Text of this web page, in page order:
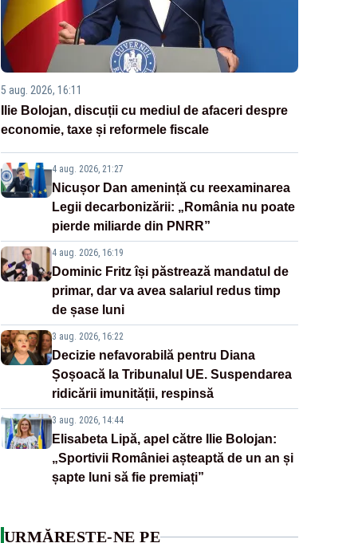
5 aug. 2026, 16:11
Ilie Bolojan, discuții cu mediul de afaceri despre
economie, taxe și reformele fiscale
4 aug. 2026, 21:27
Nicușor Dan amenință cu reexaminarea
Legii decarbonizării: „România nu poate
pierde miliarde din PNRR”
4 aug. 2026, 16:19
Dominic Fritz își păstrează mandatul de
primar, dar va avea salariul redus timp
de șase luni
3 aug. 2026, 16:22
Decizie nefavorabilă pentru Diana
Șoșoacă la Tribunalul UE. Suspendarea
ridicării imunității, respinsă
3 aug. 2026, 14:44
Elisabeta Lipă, apel către Ilie Bolojan:
„Sportivii României așteaptă de un an și
șapte luni să fie premiați”
URMĂREȘTE-NE PE